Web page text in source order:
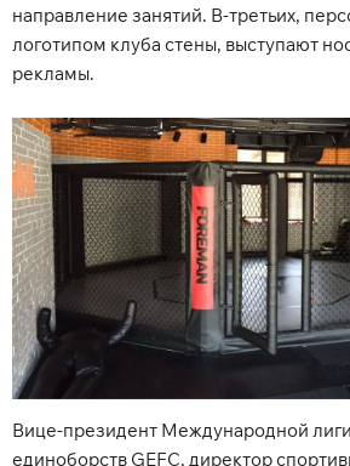
направление занятий. В-третьих,
логотипом клуба стены, выступают
рекламы.
Вице-президент Международной
единоборств GEFC, директор